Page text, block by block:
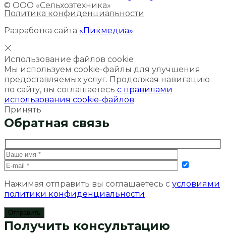
© ООО «Сельхозтехника»
Политика конфиденциальности
Разработка сайта «Пикмедиа»
Использование файлов cookie
Мы используем cookie-файлы для улучшения
предоставляемых услуг. Продолжая навигацию
по сайту, вы соглашаетесь с правилами
использования cookie-файлов
Принять
Обратная связь
Нажимая отправить вы соглашаетесь с условиями
политики конфиденциальности
Получить консультацию